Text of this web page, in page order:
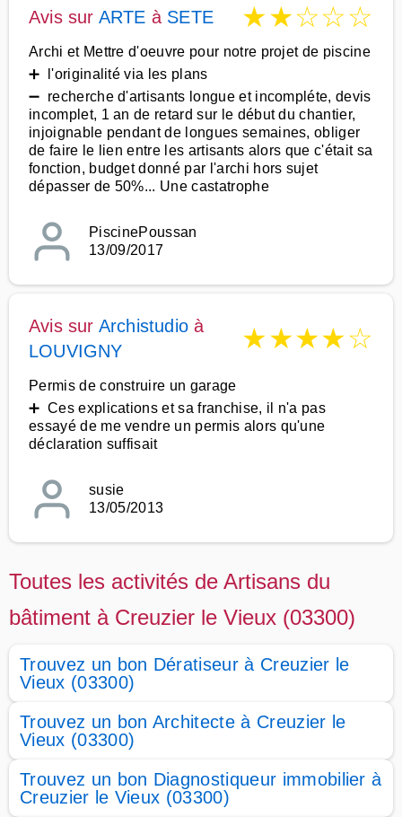
Avis sur ARTE à SETE ★★☆☆☆
Archi et Mettre d'oeuvre pour notre projet de piscine
➕ l'originalité via les plans
➖ recherche d'artisants longue et incompléte, devis
incomplet, 1 an de retard sur le début du chantier,
injoignable pendant de longues semaines, obliger
de faire le lien entre les artisants alors que c'était sa
fonction, budget donné par l'archi hors sujet
dépasser de 50%... Une castatrophe
PiscinePoussan
13/09/2017
Avis sur Archistudio à
LOUVIGNY
★★★★☆
Permis de construire un garage
➕ Ces explications et sa franchise, il n'a pas
essayé de me vendre un permis alors qu'une
déclaration suffisait
susie
13/05/2013
Toutes les activités de Artisans du
bâtiment à Creuzier le Vieux (03300)
Trouvez un bon Dératiseur à Creuzier le
Vieux (03300)
Trouvez un bon Architecte à Creuzier le
Vieux (03300)
Trouvez un bon Diagnostiqueur immobilier à
Creuzier le Vieux (03300)